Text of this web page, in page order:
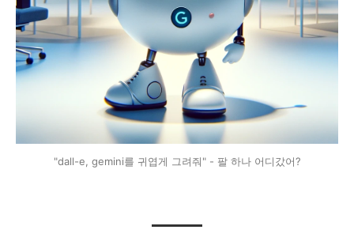
"dall-e, gemini를 귀엽게 그려줘" - 팔 하나 어디갔어?